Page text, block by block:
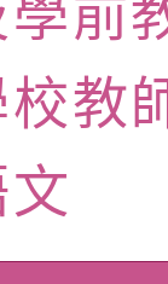
閱讀
研習
慧
名單
第1次
果公
2次
前
教